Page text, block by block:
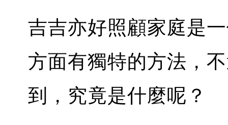
吉吉亦好照顧家庭是
方面有獨特的方法，
到，究竟是什麼呢？